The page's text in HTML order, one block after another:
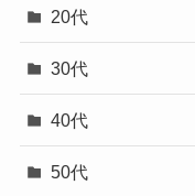
20代
30代
40代
50代